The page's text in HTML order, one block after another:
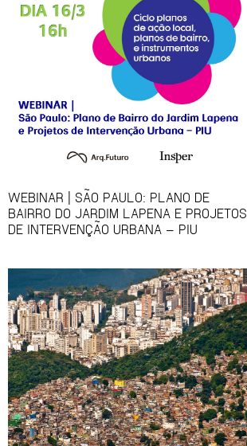
WEBINAR | SÃO PAULO: PLANO DE
BAIRRO DO JARDIM LAPENA E PROJETOS
DE INTERVENÇÃO URBANA – PIU